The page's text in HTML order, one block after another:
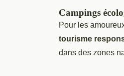
Campings
Pour les
tourisme
dans des zones